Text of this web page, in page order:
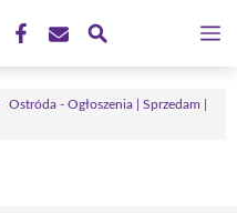
Ostróda - Ogłoszenia | Sprzedam |